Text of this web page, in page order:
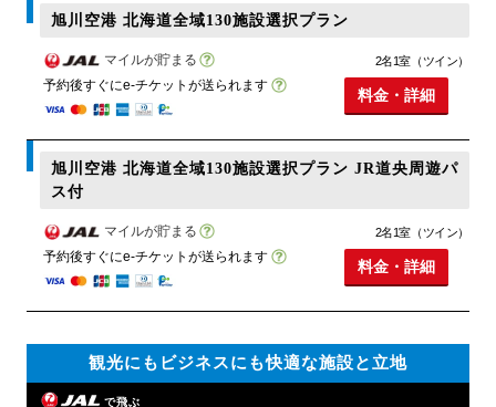
旭川空港 北海道全域130施設選択プラン
マイルが貯まる
予約後すぐにe-チケットが送られます
2名1室（ツイン）
料金・詳細
旭川空港 北海道全域130施設選択プラン JR道央周遊パ
ス付
マイルが貯まる
予約後すぐにe-チケットが送られます
2名1室（ツイン）
料金・詳細
観光にもビジネスにも快適な施設と立地
で飛ぶ